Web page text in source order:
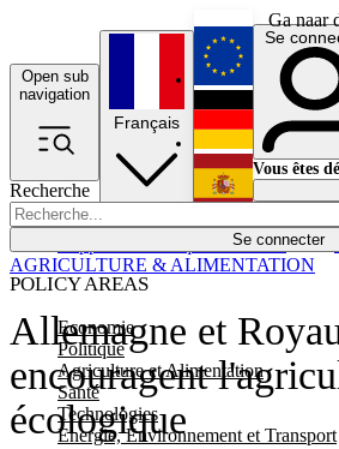
Ga naar
Open sub
navigation
Recherche
Se connecter
POLICY AREAS
Economie
Politique
Agriculture et Alimentation
Santé
Technologies
Energie, Environnement et Transport
Économie
Français
English
Deutsch
Español
Se
Vous êtes
Allemagne et
encouragent
écologique
AGRICULTURE & ALIMENTATION